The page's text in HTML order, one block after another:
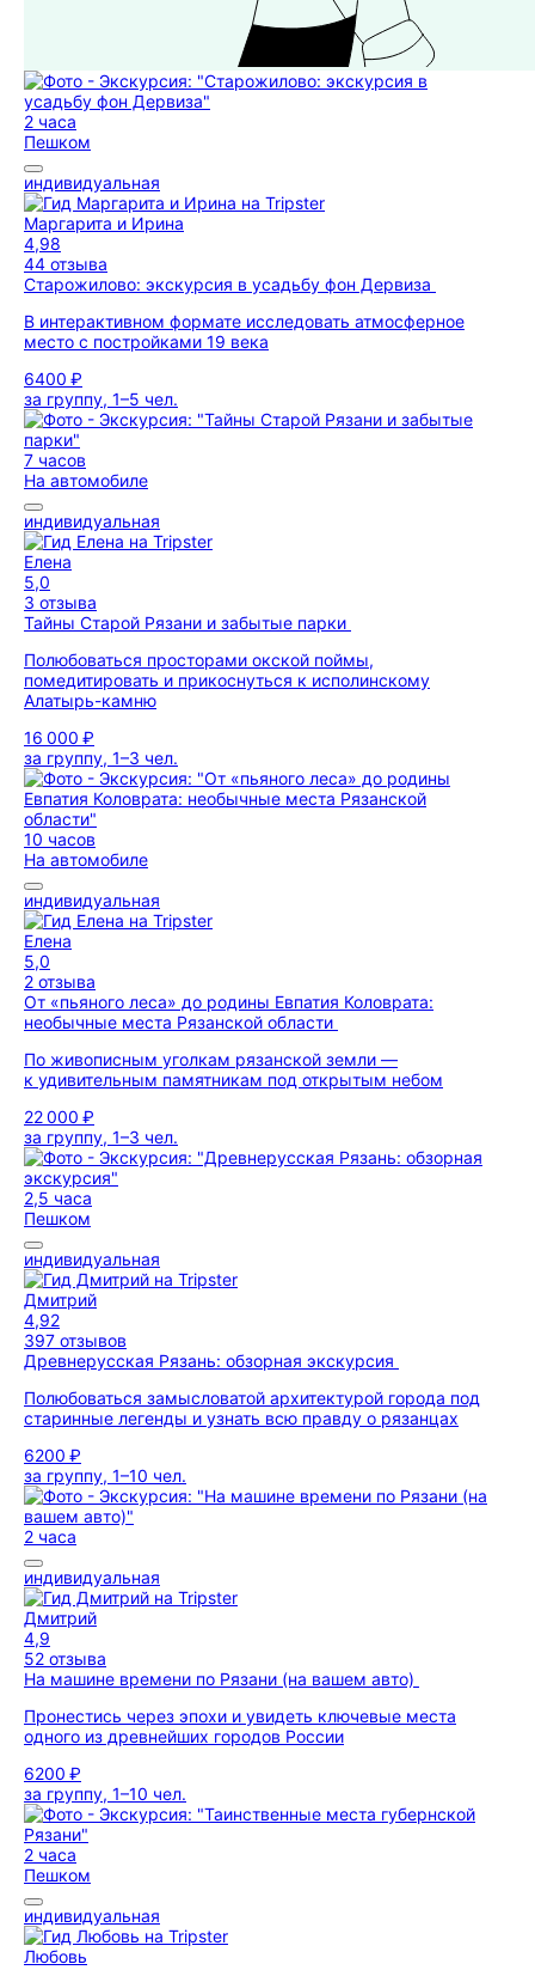
2 часа
Пешком
индивидуальная
Маргарита и Ирина
4,98
44 отзыва
Старожилово: экскурсия в усадьбу фон Дервиза
В интерактивном формате исследовать атмосферное
место с постройками 19 века
6400 ₽
за группу, 1–5 чел.
7 часов
На автомобиле
индивидуальная
Елена
5,0
3 отзыва
Тайны Старой Рязани и забытые парки
Полюбоваться просторами окской поймы,
помедитировать и прикоснуться к исполинскому
Алатырь-камню
16 000 ₽
за группу, 1–3 чел.
10 часов
На автомобиле
индивидуальная
Елена
5,0
2 отзыва
От «пьяного леса» до родины Евпатия Коловрата:
необычные места Рязанской области
По живописным уголкам рязанской земли —
к удивительным памятникам под открытым небом
22 000 ₽
за группу, 1–3 чел.
2,5 часа
Пешком
индивидуальная
Дмитрий
4,92
397 отзывов
Древнерусская Рязань: обзорная экскурсия
Полюбоваться замысловатой архитектурой города под
старинные легенды и узнать всю правду о рязанцах
6200 ₽
за группу, 1–10 чел.
2 часа
индивидуальная
Дмитрий
4,9
52 отзыва
На машине времени по Рязани (на вашем авто)
Пронестись через эпохи и увидеть ключевые места
одного из древнейших городов России
6200 ₽
за группу, 1–10 чел.
2 часа
Пешком
индивидуальная
Любовь